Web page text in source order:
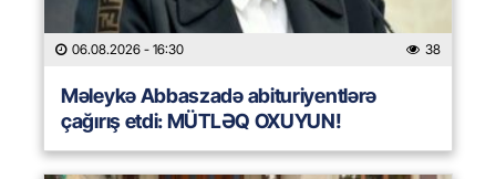
06.08.2026 - 16:30 38
Məleykə Abbaszadə abituriyentlərə
çağırış etdi: MÜTLƏQ OXUYUN!